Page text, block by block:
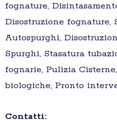
fognature,
Disostruzione fognature,
Autospurghi,
Spurghi, Stasatura
fognarie, Pulizia
biologiche, Pronto
Contatti: